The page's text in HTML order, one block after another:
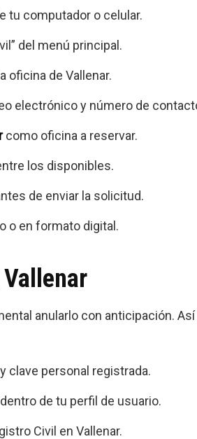
tu computador o celular.
del menú principal.
oficina de Vallenar.
electrónico y número de
como oficina a reservar.
los disponibles.
de enviar la solicitud.
o en formato digital.
anularlo con anticipación.
clave personal registrada.
de tu perfil de usuario.
Civil en Vallenar.